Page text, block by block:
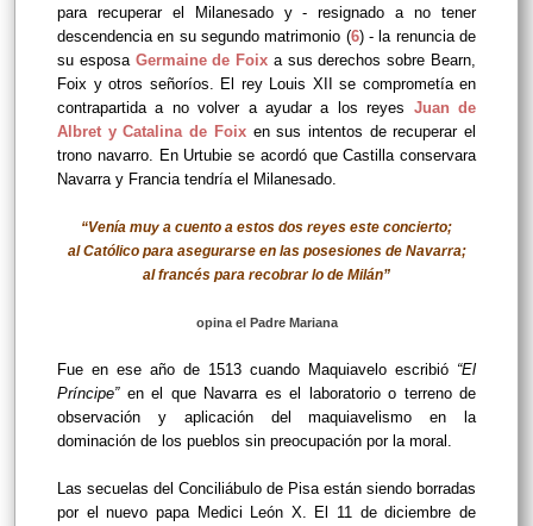
para recuperar el Milanesado y - resignado a no tener
descendencia en su segundo matrimonio (6) - la renuncia de
su esposa Germaine de Foix a sus derechos sobre Bearn,
Foix y otros señoríos. El rey Louis XII se comprometía en
contrapartida a no volver a ayudar a los reyes Juan de
Albret y Catalina de Foix en sus intentos de recuperar el
trono navarro. En Urtubie se acordó que Castilla conservara
Navarra y Francia tendría el Milanesado.
“Venía muy a cuento a estos dos reyes este concierto;
al Católico para asegurarse en las posesiones de Navarra;
al francés para recobrar lo de Milán”
opina el Padre Mariana
Fue en ese año de 1513 cuando Maquiavelo escribió “El
Príncipe” en el que Navarra es el laboratorio o terreno de
observación y aplicación del maquiavelismo en la
dominación de los pueblos sin preocupación por la moral.
Las secuelas del Conciliábulo de Pisa están siendo borradas
por el nuevo papa Medici León X. El 11 de diciembre de